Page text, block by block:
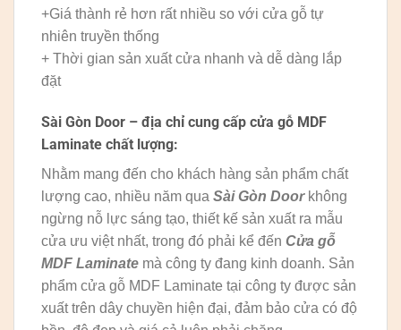
+Giá thành rẻ hơn rất nhiều so với cửa gỗ tự
nhiên truyền thống
+ Thời gian sản xuất cửa nhanh và dễ dàng lắp
đặt
Sài Gòn Door – địa chỉ cung cấp cửa gỗ MDF
Laminate chất lượng:
Nhằm mang đến cho khách hàng sản phẩm chất
lượng cao, nhiều năm qua Sài Gòn Doorkhông
ngừng nỗ lực sáng tạo, thiết kế sản xuất ra mẫu
cửa ưu việt nhất, trong đó phải kể đến Cửa gỗ
MDF Laminate mà công ty đang kinh doanh. Sản
phẩm cửa gỗ MDF Laminate tại công ty được sản
xuất trên dây chuyền hiện đại, đảm bảo cửa có độ